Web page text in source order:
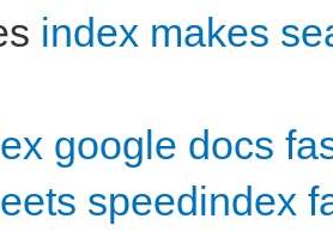
index makes
google docs
speedindex